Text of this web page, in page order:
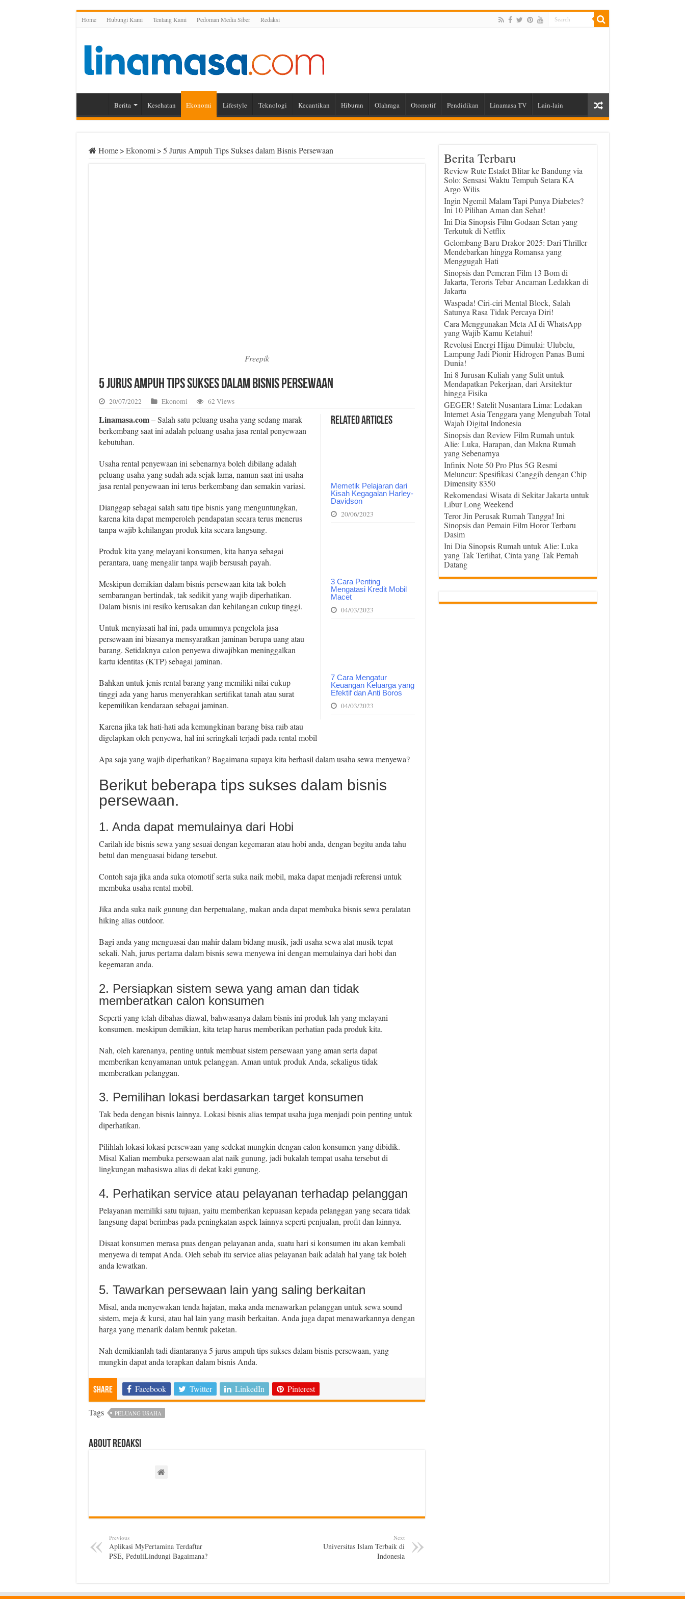
Home Hubungi Kami Tentang Kami Pedoman Media Siber Redaksi
Berita Kesehatan Ekonomi Lifestyle Teknologi Kecantikan Hiburan Olahraga Otomotif Pendidikan Linamasa TV Lain-lain
Home >Ekonomi >5 Jurus Ampuh Tips Sukses dalam Bisnis Persewaan
Freepik
5 Jurus Ampuh Tips Sukses dalam Bisnis Persewaan
20/07/2022 Ekonomi 62 Views
Related Articles
Memetik Pelajaran dari
Kisah Kegagalan Harley-
Davidson
20/06/2023
3 Cara Penting
Mengatasi Kredit Mobil
Macet
04/03/2023
7 Cara Mengatur
Keuangan Keluarga yang
Efektif dan Anti Boros
04/03/2023
Linamasa.com– Salah satu peluang usaha yang sedang marak
berkembang saat ini adalah peluang usaha jasa rental penyewaan
kebutuhan.
Usaha rental penyewaan ini sebenarnya boleh dibilang adalah
peluang usaha yang sudah ada sejak lama, namun saat ini usaha
jasa rental penyewaan ini terus berkembang dan semakin variasi.
Dianggap sebagai salah satu tipe bisnis yang menguntungkan,
karena kita dapat memperoleh pendapatan secara terus menerus
tanpa wajib kehilangan produk kita secara langsung.
Produk kita yang melayani konsumen, kita hanya sebagai
perantara, uang mengalir tanpa wajib bersusah payah.
Meskipun demikian dalam bisnis persewaan kita tak boleh
sembarangan bertindak, tak sedikit yang wajib diperhatikan.
Dalam bisnis ini resiko kerusakan dan kehilangan cukup tinggi.
Untuk menyiasati hal ini, pada umumnya pengelola jasa
persewaan ini biasanya mensyaratkan jaminan berupa uang atau
barang. Setidaknya calon penyewa diwajibkan meninggalkan
kartu identitas (KTP) sebagai jaminan.
Bahkan untuk jenis rental barang yang memiliki nilai cukup
tinggi ada yang harus menyerahkan sertifikat tanah atau surat
kepemilikan kendaraan sebagai jaminan.
Karena jika tak hati-hati ada kemungkinan barang bisa raib atau
digelapkan oleh penyewa, hal ini seringkali terjadi pada rental mobil
Apa saja yang wajib diperhatikan? Bagaimana supaya kita berhasil dalam usaha sewa menyewa?
Berikut beberapa tips sukses dalam bisnis
persewaan.
1. Anda dapat memulainya dari Hobi
Carilah ide bisnis sewa yang sesuai dengan kegemaran atau hobi anda, dengan begitu anda tahu
betul dan menguasai bidang tersebut.
Contoh saja jika anda suka otomotif serta suka naik mobil, maka dapat menjadi referensi untuk
membuka usaha rental mobil.
Jika anda suka naik gunung dan berpetualang, makan anda dapat membuka bisnis sewa peralatan
hiking alias outdoor.
Bagi anda yang menguasai dan mahir dalam bidang musik, jadi usaha sewa alat musik tepat
sekali. Nah, jurus pertama dalam bisnis sewa menyewa ini dengan memulainya dari hobi dan
kegemaran anda.
2. Persiapkan sistem sewa yang aman dan tidak
memberatkan calon konsumen
Seperti yang telah dibahas diawal, bahwasanya dalam bisnis ini produk-lah yang melayani
konsumen. meskipun demikian, kita tetap harus memberikan perhatian pada produk kita.
Nah, oleh karenanya, penting untuk membuat sistem persewaan yang aman serta dapat
memberikan kenyamanan untuk pelanggan. Aman untuk produk Anda, sekaligus tidak
memberatkan pelanggan.
3. Pemilihan lokasi berdasarkan target konsumen
Tak beda dengan bisnis lainnya. Lokasi bisnis alias tempat usaha juga menjadi poin penting untuk
diperhatikan.
Pilihlah lokasi lokasi persewaan yang sedekat mungkin dengan calon konsumen yang dibidik.
Misal Kalian membuka persewaan alat naik gunung, jadi bukalah tempat usaha tersebut di
lingkungan mahasiswa alias di dekat kaki gunung.
4. Perhatikan service atau pelayanan terhadap pelanggan
Pelayanan memiliki satu tujuan, yaitu memberikan kepuasan kepada pelanggan yang secara tidak
langsung dapat berimbas pada peningkatan aspek lainnya seperti penjualan, profit dan lainnya.
Disaat konsumen merasa puas dengan pelayanan anda, suatu hari si konsumen itu akan kembali
menyewa di tempat Anda. Oleh sebab itu service alias pelayanan baik adalah hal yang tak boleh
anda lewatkan.
5. Tawarkan persewaan lain yang saling berkaitan
Misal, anda menyewakan tenda hajatan, maka anda menawarkan pelanggan untuk sewa sound
sistem, meja & kursi, atau hal lain yang masih berkaitan. Anda juga dapat menawarkannya dengan
harga yang menarik dalam bentuk paketan.
Nah demikianlah tadi diantaranya 5 jurus ampuh tips sukses dalam bisnis persewaan, yang
mungkin dapat anda terapkan dalam bisnis Anda.
Share Facebook Twitter LinkedIn Pinterest
Tags PELUANG USAHA
About Redaksi
Previous
Aplikasi MyPertamina Terdaftar
PSE, PeduliLindungi Bagaimana?
Next
Universitas Islam Terbaik di
Indonesia
Berita Terbaru
Review Rute Estafet Blitar ke Bandung via
Solo: Sensasi Waktu Tempuh Setara KA
Argo Wilis
Ingin Ngemil Malam Tapi Punya Diabetes?
Ini 10 Pilihan Aman dan Sehat!
Ini Dia Sinopsis Film Godaan Setan yang
Terkutuk di Netflix
Gelombang Baru Drakor 2025: Dari Thriller
Mendebarkan hingga Romansa yang
Menggugah Hati
Sinopsis dan Pemeran Film 13 Bom di
Jakarta, Teroris Tebar Ancaman Ledakkan di
Jakarta
Waspada! Ciri-ciri Mental Block, Salah
Satunya Rasa Tidak Percaya Diri!
Cara Menggunakan Meta AI di WhatsApp
yang Wajib Kamu Ketahui!
Revolusi Energi Hijau Dimulai: Ulubelu,
Lampung Jadi Pionir Hidrogen Panas Bumi
Dunia!
Ini 8 Jurusan Kuliah yang Sulit untuk
Mendapatkan Pekerjaan, dari Arsitektur
hingga Fisika
GEGER! Satelit Nusantara Lima: Ledakan
Internet Asia Tenggara yang Mengubah Total
Wajah Digital Indonesia
Sinopsis dan Review Film Rumah untuk
Alie: Luka, Harapan, dan Makna Rumah
yang Sebenarnya
Infinix Note 50 Pro Plus 5G Resmi
Meluncur: Spesifikasi Canggih dengan Chip
Dimensity 8350
Rekomendasi Wisata di Sekitar Jakarta untuk
Libur Long Weekend
Teror Jin Perusak Rumah Tangga! Ini
Sinopsis dan Pemain Film Horor Terbaru
Dasim
Ini Dia Sinopsis Rumah untuk Alie: Luka
yang Tak Terlihat, Cinta yang Tak Pernah
Datang